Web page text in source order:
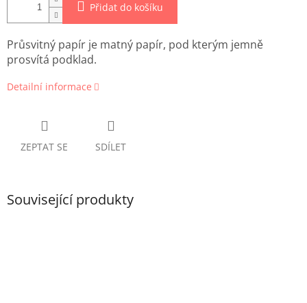
Přidat do košíku
Průsvitný papír je matný papír, pod kterým jemně
prosvítá podklad.
Detailní informace
ZEPTAT SE SDÍLET
Související produkty